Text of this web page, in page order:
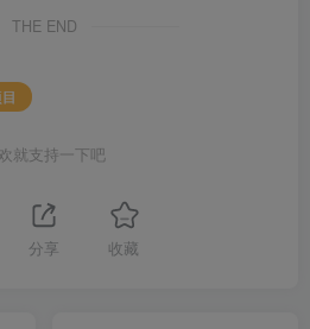
THE END
就支持一下吧
分享 收藏